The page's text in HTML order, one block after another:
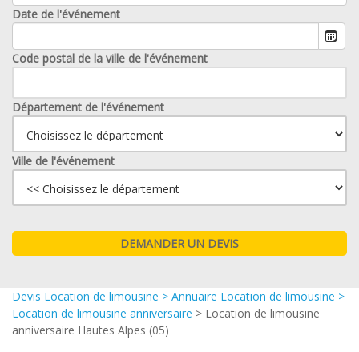
Date de l'événement
Code postal de la ville de l'événement
Département de l'événement
Ville de l'événement
Devis Location de limousine > Annuaire Location de limousine >
Location de limousine anniversaire > Location de limousine
anniversaire Hautes Alpes (05)